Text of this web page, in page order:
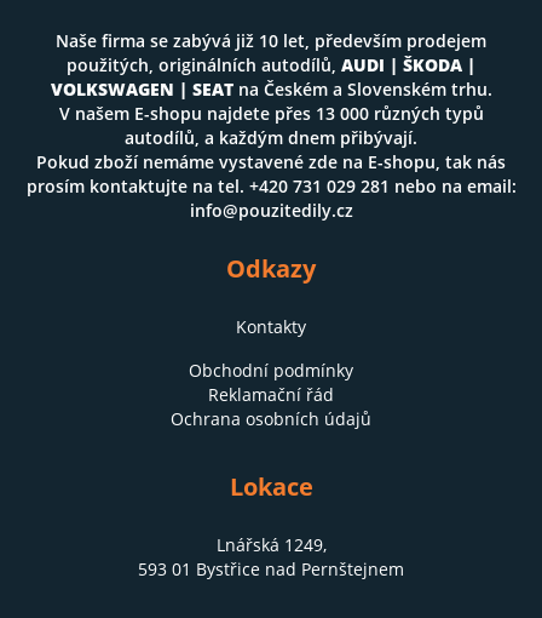
Naše firma se zabývá již 10 let, především prodejem
použitých, originálních autodílů, AUDI | ŠKODA |
VOLKSWAGEN | SEATna Českém a Slovenském trhu.
V našem E-shopu najdete přes 13 000 různých typů
autodílů, a každým dnem přibývají.
Pokud zboží nemáme vystavené zde na E-shopu, tak nás
prosím kontaktujte na tel. +420 731 029 281 nebo na email:
info@pouzitedily.cz
Odkazy
Kontakty
Obchodní podmínky
Reklamační řád
Ochrana osobních údajů
Lokace
Lnářská 1249,
593 01 Bystřice nad Pernštejnem